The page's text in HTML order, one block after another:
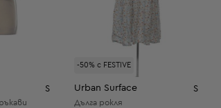
S
-50% с FESTIVE
Urban Surface S
Дълга рокля